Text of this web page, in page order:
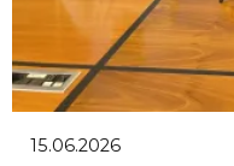
15.06.2026